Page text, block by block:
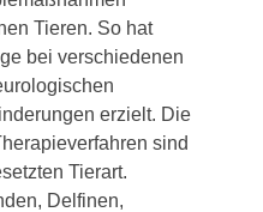
Tieren. So hat
bei verschiedenen
erzielt. Die
sind
Tierart.
Delfinen,